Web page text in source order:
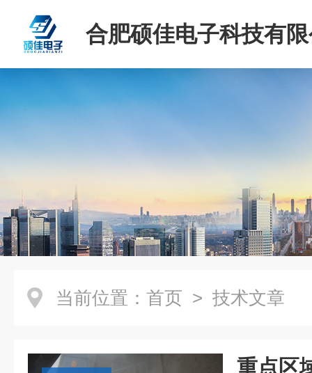
合肥硕佳电子科技有
当前位置： 首页 > 技术文章